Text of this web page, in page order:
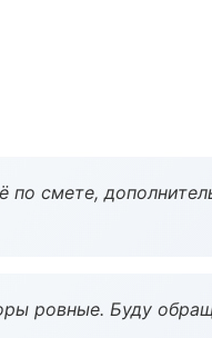
смете,
ровные. Буду